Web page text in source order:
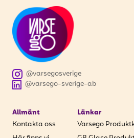
@varsego-sverige-ab
@varsegosverige
Allmänt
Kontakta oss
Länkar
Varsego